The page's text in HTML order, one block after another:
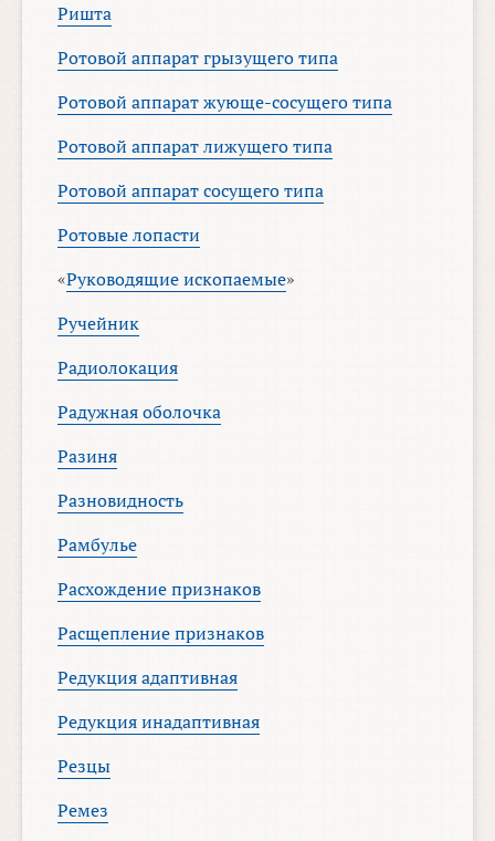
Ришта
Ротовой аппарат грызущего типа
Ротовой аппарат жующе-сосущего типа
Ротовой аппарат лижущего типа
Ротовой аппарат сосущего типа
Ротовые лопасти
«Руководящие ископаемые»
Ручейник
Радиолокация
Радужная оболочка
Разиня
Разновидность
Рамбулье
Расхождение признаков
Расщепление признаков
Редукция адаптивная
Редукция инадаптивная
Резцы
Ремез